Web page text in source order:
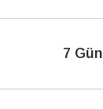
7 Gün